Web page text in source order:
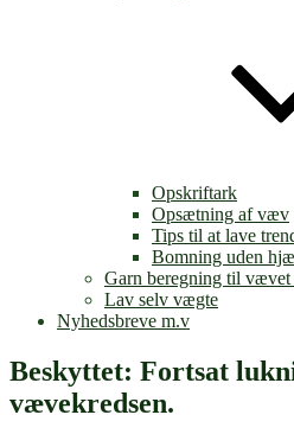
Opskriftark
Opsætning af væv
Tips til at lave
Bomning uden
Garn beregning til
Lav selv vægte
Nyhedsbreve m.v
Beskyttet: Fortsat
vævekredsen.